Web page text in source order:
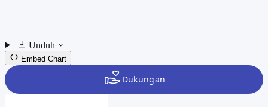
Unduh
Embed Chart